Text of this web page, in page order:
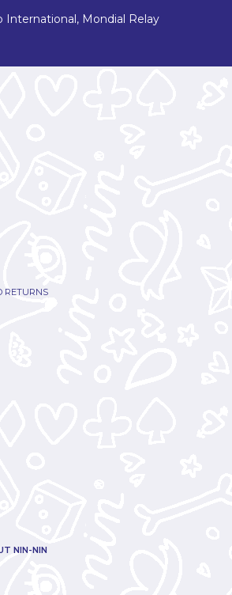
International, Mondial Relay
RETURNS
NIN-NIN